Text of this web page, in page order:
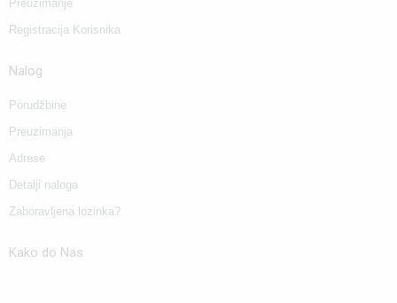
Preuzimanje
Registracija Korisnika
Nalog
Porudžbine
Preuzimanja
Adrese
Detalji naloga
Zaboravljena lozinka?
Kako do Nas